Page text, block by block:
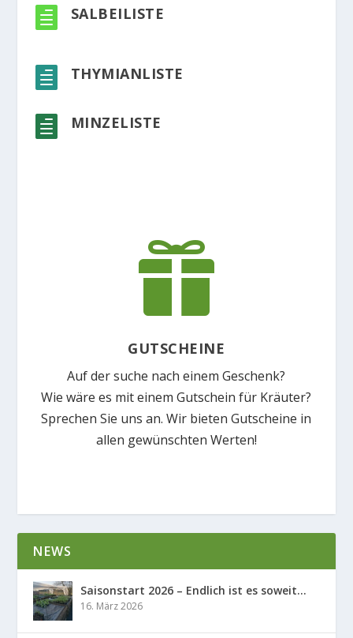
 SALBEILISTE
 THYMIANLISTE
 MINZELISTE

GUTSCHEINE
Auf der suche nach einem Geschenk?
Wie wäre es mit einem Gutschein für Kräuter?
Sprechen Sie uns an. Wir bieten Gutscheine in
allen gewünschten Werten!
NEWS
Saisonstart 2026 – Endlich ist es soweit…
16. März 2026